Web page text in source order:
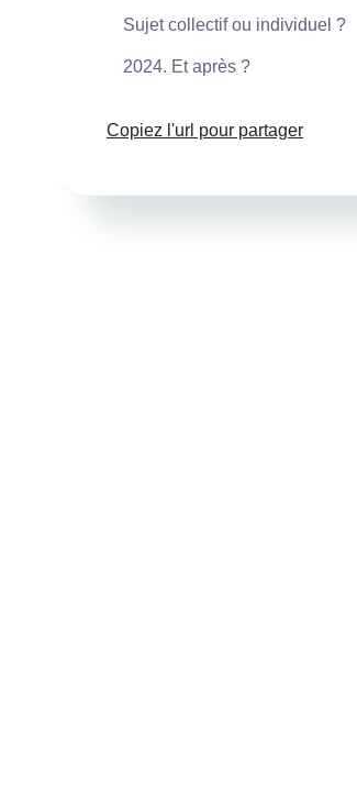
Sujet collectif ou individuel ?
2024. Et après ?
Copiez l'url pour partager